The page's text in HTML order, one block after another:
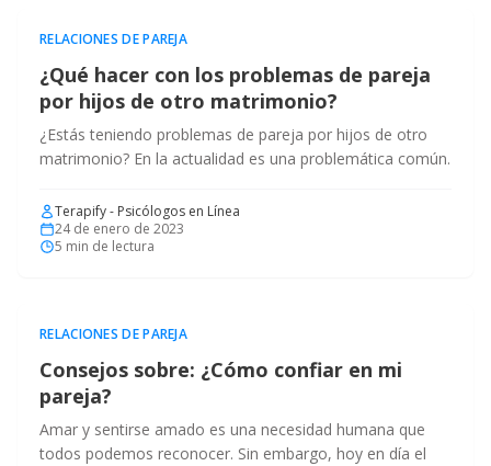
RELACIONES DE PAREJA
¿Qué hacer con los problemas de pareja
por hijos de otro matrimonio?
¿Estás teniendo problemas de pareja por hijos de otro
matrimonio? En la actualidad es una problemática común.
Terapify - Psicólogos en Línea
24 de enero de 2023
5 min de lectura
RELACIONES DE PAREJA
Consejos sobre: ¿Cómo confiar en mi
pareja?
Amar y sentirse amado es una necesidad humana que
todos podemos reconocer. Sin embargo, hoy en día el